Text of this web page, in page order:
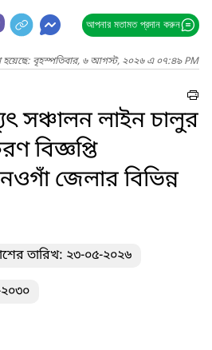
আপনার মতামত প্রদান করুন
হয়েছে: বৃহস্পতিবার, ৬ আগস্ট, ২০২৬ এ ০৭:৪৯ PM
সঞ্চালন লাইন চালুর
বিজ্ঞপ্তি
জেলার বিভিন্ন
তারিখ: ২৩-০৫-২০২৬